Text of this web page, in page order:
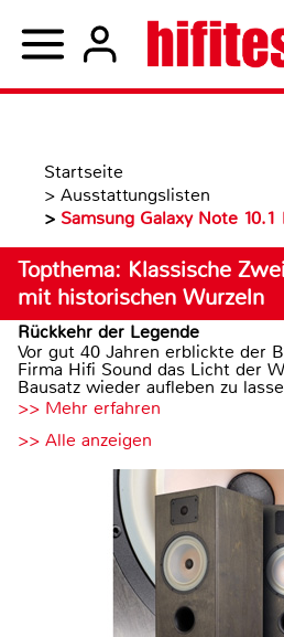
Startseite
> Ausstattungslisten
> Samsung Galaxy Note 10.1
Topthema: Klassische
mit historischen Wurzeln
Rückkehr der Legende
Vor gut 40 Jahren erblickte der
Firma Hifi Sound das Licht der
Bausatz wieder aufleben zu
>> Mehr erfahren
>> Alle anzeigen